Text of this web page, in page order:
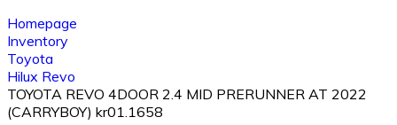
Homepage
Inventory
Toyota
Hilux Revo
TOYOTA REVO 4DOOR 2.4 MID PRERUNNER AT 2022
(CARRYBOY) kr01.1658